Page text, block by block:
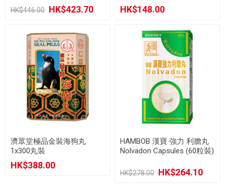
HK$446.00 HK$423.70 HK$148.00
濟眾堂極品金裝海狗丸
1x300丸裝
HK$388.00
HAMBOB 漢寶 強力 利膽丸
Nolvadon Capsules (60粒裝)
HK$278.00 HK$264.10